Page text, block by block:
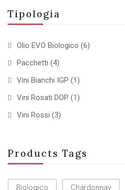
Tipologia
Olio EVO Biologico (6)
Pacchetti (4)
Vini Bianchi IGP (1)
Vini Rosati DOP (1)
Vini Rossi (3)
Products Tags
Biologico Chardonnay